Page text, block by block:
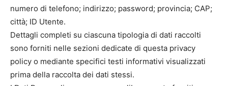
numero di telefono; indirizzo; password; provincia; CAP;
città; ID Utente.
Dettagli completi su ciascuna tipologia di dati raccolti
sono forniti nelle sezioni dedicate di questa privacy
policy o mediante specifici testi informativi visualizzati
prima della raccolta dei dati stessi.